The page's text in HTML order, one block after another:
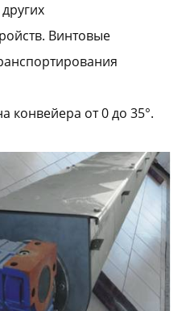
Винтовые
конвейера от 0 до 35°.